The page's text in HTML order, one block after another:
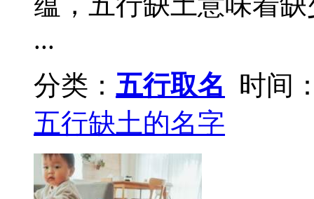
...
分类： 五行取名 时间
五行缺土的名字